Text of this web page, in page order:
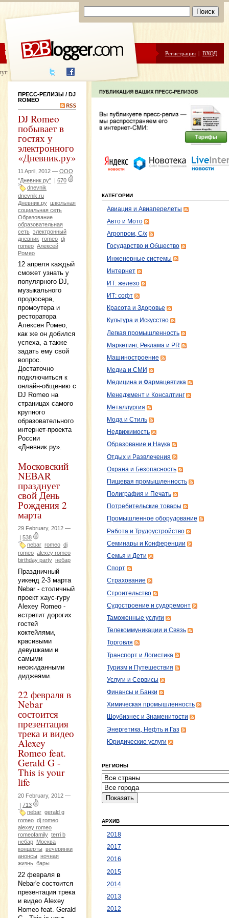
ЦЕНЫ ПОМОЩЬ Регистрация | ВХОД
написания
ПРЕСС-РЕЛИЗЫ / DJ
ROMEO
DJ Romeo
побывает в
гостях у
электронного
«Дневник.ру»
11 April, 2012 — ООО
"Дневник.ру" | 670
dnevnik
dnevnik.ru
Дневник.ру школьная
социальная сеть
Образование
образовательная
сеть электронный
дневник romeo dj
romeo Алексей
Ромео
12 апреля каждый
сможет узнать у
популярного DJ,
музыкального
продюсера,
промоутера и
ресторатора
Алексея Ромео,
как же он добился
успеха, а также
задать ему свой
вопрос.
Достаточно
подключиться к
онлайн-общению с
DJ Romeo на
страницах самого
крупного
образовательного
интернет-проекта
России
«Дневник.ру».
Московский
NEBAR
празднует
свой День
Рождения 2
марта
29 February, 2012 —
| 538
nebar romeo dj
romeo alexey romeo
birthday party небар
Праздничный
уикенд 2-3 марта
Nebar - столичный
проект хаус-гуру
Alexey Romeo -
встретит дорогих
гостей
коктейлями,
красивыми
девушками и
самыми
неожиданными
диджеями.
22 февраля в
Nebar
состоится
презентация
трека и видео
Alexey
Romeo feat.
Gerald G -
This is your
life
20 February, 2012 —
713
nebar gerald g
romeo dj romeo
alexey romeo
romeofamily terri b
небар Москва
концерты вечеринки
анонсы ночная
жизнь бары
22 февраля в
Nebar'е состоится
презентация трека
и видео Alexey
Romeo feat. Gerald
КАТЕГОРИИ
Авиация и Авиаперелеты
Авто и Мото
Агропром, С/х
Государство и Общество
Инженерные системы
Интернет
ИТ: железо
ИТ: софт
Красота и Здоровье
Культура и Искусство
Легкая промышленность
Маркетинг, Реклама и PR
Машиностроение
Медиа и СМИ
Медицина и Фармацевтика
Менеджмент и Консалтинг
Металлургия
Мода и Стиль
Недвижимость
Образование и Наука
Отдых и Развлечения
Охрана и Безопасность
Пищевая промышленность
Полиграфия и Печать
Потребительские товары
Промышленное оборудование
Работа и Трудоустройство
Семинары и Конференции
Семья и Дети
Спорт
Страхование
Строительство
Судостроение и судоремонт
Таможенные услуги
Телекоммуникации и Связь
Торговля
Транспорт и Логистика
Туризм и Путешествия
Услуги и Сервисы
Финансы и Банки
Химическая промышленность
Шоубизнес и Знаменитости
Энергетика, Нефть и Газ
Юридические услуги
РЕГИОНЫ
АРХИВ
2018
2017
2016
2015
2014
2013
2012